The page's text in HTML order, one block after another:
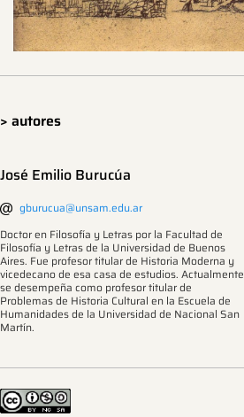
> autores
José Emilio Burucúa
gburucua@unsam.edu.ar
Doctor en Filosofía y Letras por la Facultad de
Filosofía y Letras de la Universidad de Buenos
Aires. Fue profesor titular de Historia Moderna y
vicedecano de esa casa de estudios. Actualmente
se desempeña como profesor titular de
Problemas de Historia Cultural en la Escuela de
Humanidades de la Universidad de Nacional San
Martín.